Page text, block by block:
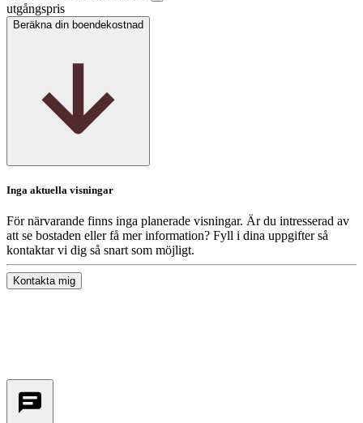
utgångspris
Beräkna din boendekostnad
Inga aktuella visningar
För närvarande finns inga planerade visningar. Är du intresserad av
att se bostaden eller få mer information? Fyll i dina uppgifter så
kontaktar vi dig så snart som möjligt.
Kontakta mig